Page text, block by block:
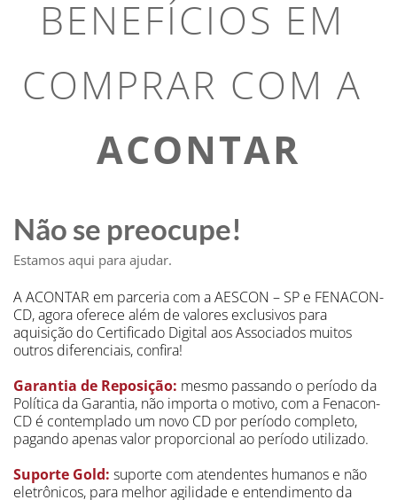
BENEFÍCIOS EM
ACONTAR
Não se preocupe!
Estamos aqui para ajudar.
A ACONTAR em parceria com a AESCON – SP e FENACON-
CD, agora oferece além de valores exclusivos para
aquisição do Certificado Digital aos Associados muitos
outros diferenciais, confira!
Garantia de Reposição: mesmo passando o período da
Política da Garantia, não importa o motivo, com a Fenacon-
CD é contemplado um novo CD por período completo,
pagando apenas valor proporcional ao período utilizado.
Suporte Gold: suporte com atendentes humanos e não
eletrônicos, para melhor agilidade e entendimento da